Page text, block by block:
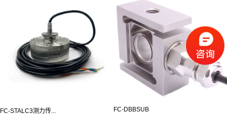
FC-STALC3测力传... FC-DBBSUB